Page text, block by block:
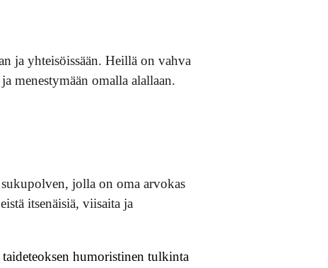
ja yhteisöissään. Heillä on vahva
menestymään omalla alallaan.
jolla on oma arvokas
itsenäisiä, viisaita ja
humoristinen tulkinta